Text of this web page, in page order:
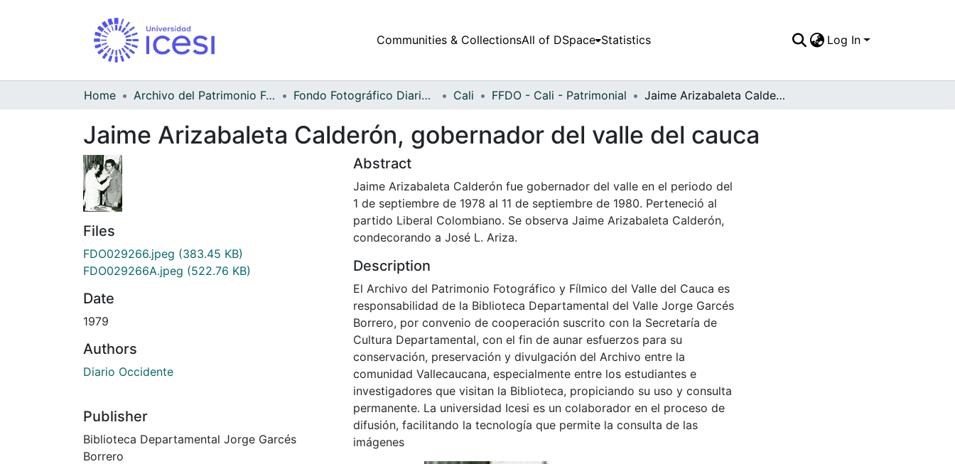
Communities & CollectionsAll of DSpace Statistics Log In
Home Archivo del Patrimonio Fotográfico y Fílmico del Valle del Cauca Fondo Fotográfico Diario Occidente Cali FFDO - Cali - Patrimonial Jaime Arizabaleta Calderón, gobernador del valle del cauca
Jaime Arizabaleta Calderón, gobernador del valle del cauca
Files
FDO029266.jpeg (383.45 KB)
FDO029266A.jpeg (522.76 KB)
Date
1979
Authors
Diario Occidente
Publisher
Biblioteca Departamental Jorge Garcés
Borrero
Abstract
Jaime Arizabaleta Calderón fue gobernador del valle en el periodo del
1 de septiembre de 1978 al 11 de septiembre de 1980. Perteneció al
partido Liberal Colombiano. Se observa Jaime Arizabaleta Calderón,
condecorando a José L. Ariza.
Description
El Archivo del Patrimonio Fotográfico y Fílmico del Valle del Cauca es
responsabilidad de la Biblioteca Departamental del Valle Jorge Garcés
Borrero, por convenio de cooperación suscrito con la Secretaría de
Cultura Departamental, con el fin de aunar esfuerzos para su
conservación, preservación y divulgación del Archivo entre la
comunidad Vallecaucana, especialmente entre los estudiantes e
investigadores que visitan la Biblioteca, propiciando su uso y consulta
permanente. La universidad Icesi es un colaborador en el proceso de
difusión, facilitando la tecnología que permite la consulta de las
imágenes